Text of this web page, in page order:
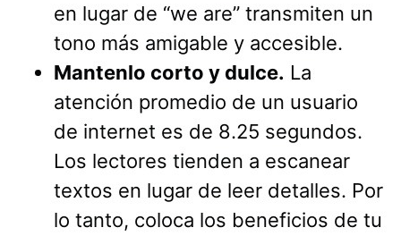
en lugar de “we are” transmiten un
tono más amigable y accesible.
Mantenlo corto y dulce. La
atención promedio de un usuario
de internet es de 8.25 segundos.
Los lectores tienden a escanear
textos en lugar de leer detalles. Por
lo tanto, coloca los beneficios de tu